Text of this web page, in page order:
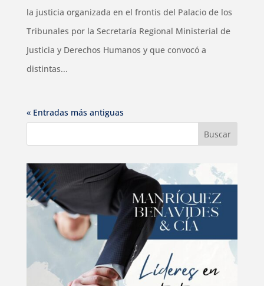
la justicia organizada en el frontis del Palacio de los
Tribunales por la Secretaría Regional Ministerial de
Justicia y Derechos Humanos y que convocó a
distintas...
« Entradas más antiguas